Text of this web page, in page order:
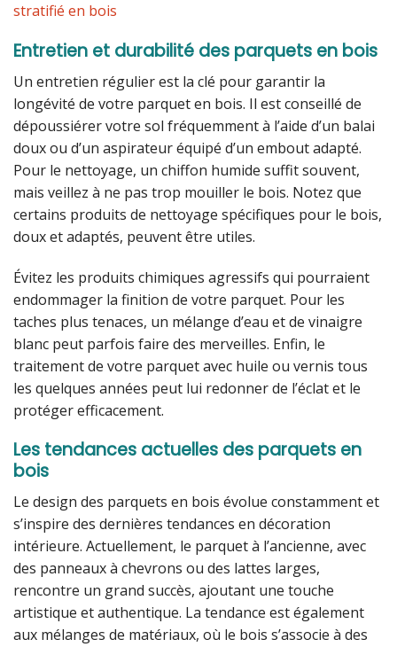
stratifié en bois
Entretien et durabilité des parquets en bois
Un entretien régulier est la clé pour garantir la
longévité de votre parquet en bois. Il est conseillé de
dépoussiérer votre sol fréquemment à l’aide d’un balai
doux ou d’un aspirateur équipé d’un embout adapté.
Pour le nettoyage, un chiffon humide suffit souvent,
mais veillez à ne pas trop mouiller le bois. Notez que
certains produits de nettoyage spécifiques pour le bois,
doux et adaptés, peuvent être utiles.
Évitez les produits chimiques agressifs qui pourraient
endommager la finition de votre parquet. Pour les
taches plus tenaces, un mélange d’eau et de vinaigre
blanc peut parfois faire des merveilles. Enfin, le
traitement de votre parquet avec huile ou vernis tous
les quelques années peut lui redonner de l’éclat et le
protéger efficacement.
Les tendances actuelles des parquets en
bois
Le design des parquets en bois évolue constamment et
s’inspire des dernières tendances en décoration
intérieure. Actuellement, le parquet à l’ancienne, avec
des panneaux à chevrons ou des lattes larges,
rencontre un grand succès, ajoutant une touche
artistique et authentique. La tendance est également
aux mélanges de matériaux, où le bois s’associe à des